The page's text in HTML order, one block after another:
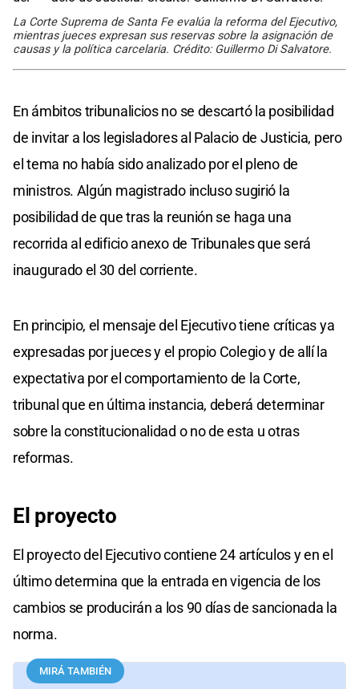
La Corte Suprema de Santa Fe evalúa la reforma del Ejecutivo,
mientras jueces expresan sus reservas sobre la asignación de
causas y la política carcelaria. Crédito: Guillermo Di Salvatore.
En ámbitos tribunalicios no se descartó la posibilidad
de invitar a los legisladores al Palacio de Justicia, pero
el tema no había sido analizado por el pleno de
ministros. Algún magistrado incluso sugirió la
posibilidad de que tras la reunión se haga una
recorrida al edificio anexo de Tribunales que será
inaugurado el 30 del corriente.
En principio, el mensaje del Ejecutivo tiene críticas ya
expresadas por jueces y el propio Colegio y de allí la
expectativa por el comportamiento de la Corte,
tribunal que en última instancia, deberá determinar
sobre la constitucionalidad o no de esta u otras
reformas.
El proyecto
El proyecto del Ejecutivo contiene 24 artículos y en el
último determina que la entrada en vigencia de los
cambios se producirán a los 90 días de sancionada la
norma.
MIRÁ TAMBIÉN